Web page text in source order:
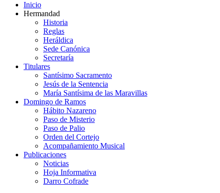
Inicio
Hermandad
Historia
Reglas
Heráldica
Sede Canónica
Secretaría
Titulares
Santísimo Sacramento
Jesús de la Sentencia
María Santísima de las Maravillas
Domingo de Ramos
Hábito Nazareno
Paso de Misterio
Paso de Palio
Orden del Cortejo
Acompañamiento Musical
Publicaciones
Noticias
Hoja Informativa
Darro Cofrade